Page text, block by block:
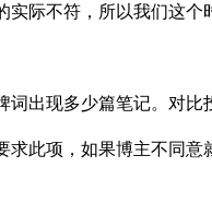
际不符，所以我们这
词出现多少篇笔记。
此项，如果博主不同